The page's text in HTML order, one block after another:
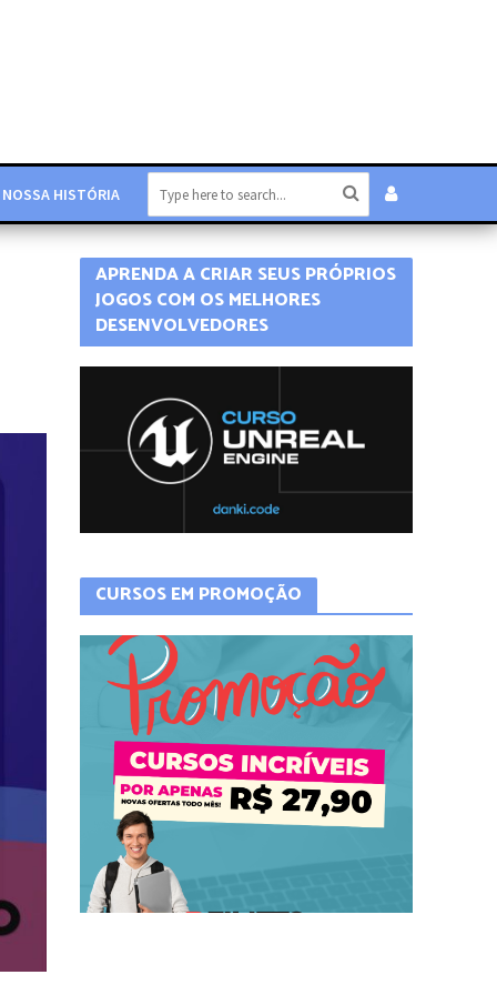
NOSSA HISTÓRIA
APRENDA A CRIAR SEUS PRÓPRIOS
JOGOS COM OS MELHORES
DESENVOLVEDORES
CURSOS EM PROMOÇÃO